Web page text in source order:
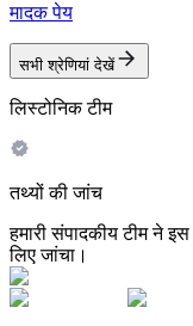
मादक पेय
सभी श्रेणियां देखें
लिस्टोनिक टीम
तथ्यों की जांच
हमारी संपादकीय टीम ने
लिए जांचा।